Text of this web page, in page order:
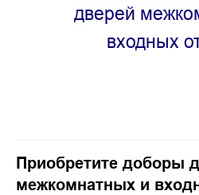
дверей
входных
Приобретите доборы
межкомнатных и